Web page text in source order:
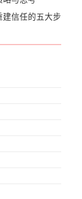
信任的五大步